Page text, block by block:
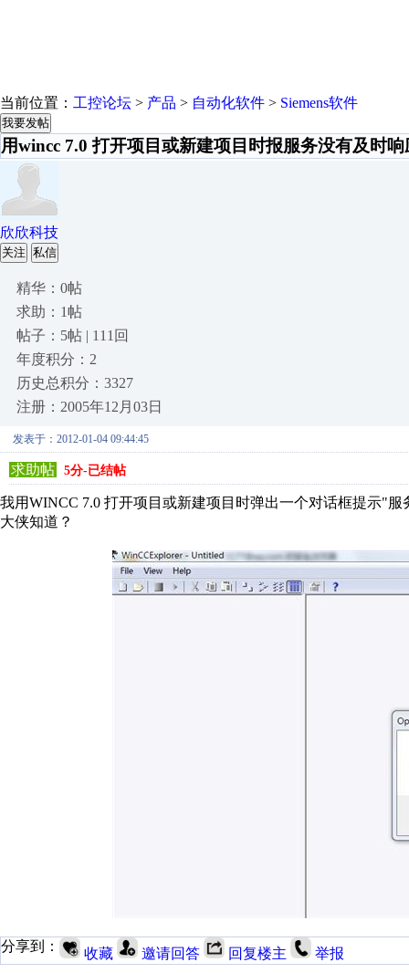
当前位置： 工控论坛 > 产品 > 自动化软件 > Siemens软件
我要发帖
用wincc 7.0 打开项目或新建项目时报服务没有及时
欣欣科技
关注 私信
精华：0帖
求助：1帖
帖子：5帖 | 111回
年度积分：2
历史总积分：3327
注册：2005年12月03日
发表于：2012-01-04 09:44:45
求助帖 5分-已结帖
我用WINCC 7.0 打开项目或新建项目时弹出一个对话框提示"
大侠知道？
分享到： 收藏 邀请回答 回复楼主 举报